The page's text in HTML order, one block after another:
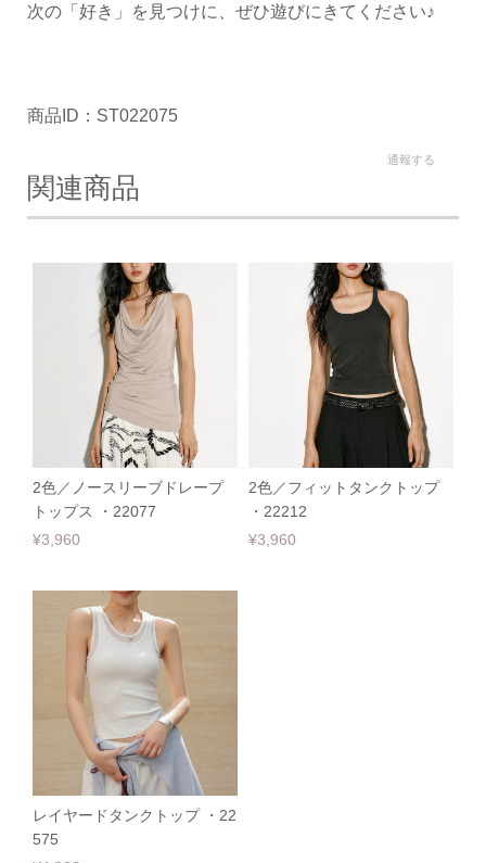
次の「好き」を見つけに、ぜひ遊びにきてください♪
商品ID：ST022075
通報する
関連商品
2色／ノースリーブドレープ
トップス ・22077
¥3,960
2色／フィットタンクトップ
・22212
¥3,960
レイヤードタンクトップ ・22
575